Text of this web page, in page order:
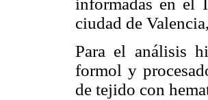
informadas en el
ciudad de
Para el análisis
formol y
de tejido con